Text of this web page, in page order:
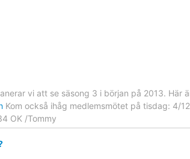
vi att se säsong 3 i början på 2013. Här
Kom också ihåg medlemsmötet på tisdag: 4/
OK /Tommy